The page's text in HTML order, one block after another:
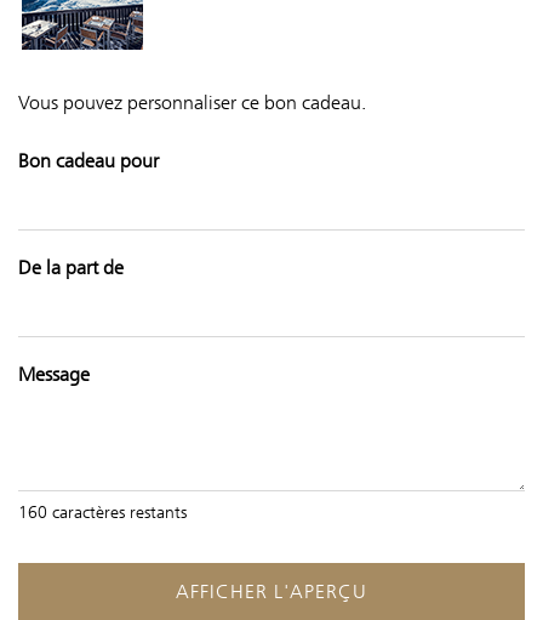
Vous pouvez personnaliser ce bon cadeau.
Bon cadeau pour
De la part de
Message
160 caractères restants
AFFICHER L'APERÇU